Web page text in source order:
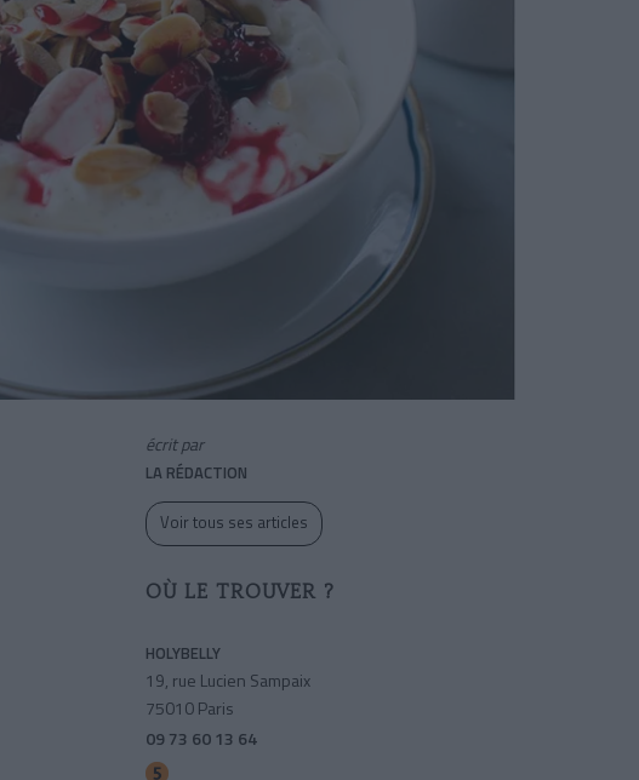
écrit par
LA RÉDACTION
Voir tous ses articles
OÙ LE TROUVER ?
HOLYBELLY
19, rue Lucien Sampaix
75010 Paris
09 73 60 13 64